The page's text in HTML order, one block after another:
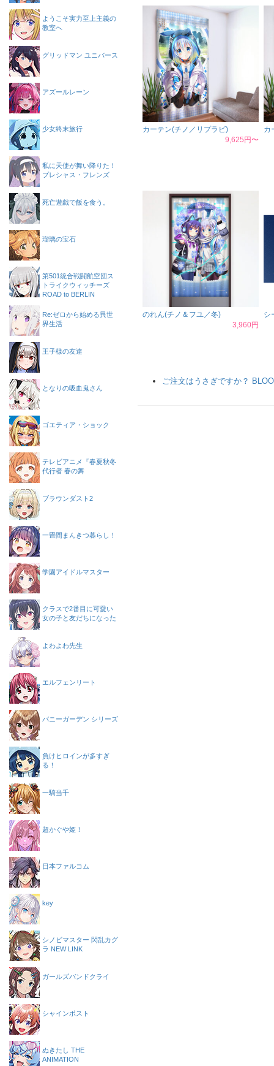
カーテン(チノ／リプラビ)
9,625円〜
カ
のれん(チノ＆フユ／冬)
3,960円
シ
ご注文はうさぎですか？
ようこそ実力至上主義の
教室へ
グリッドマン ユニバース
アズールレーン
少女終末旅行
私に天使が舞い降りた！
プレシャス・フレンズ
死亡遊戯で飯を食う。
瑠璃の宝石
第501統合戦闘航空団ス
トライクウィッチーズ
ROAD to BERLIN
Re:ゼロから始める異世
界生活
王子様の友達
となりの吸血鬼さん
ゴエティア・ショック
テレビアニメ『春夏秋冬
代行者 春の舞
ブラウンダスト2
一畳間まんきつ暮らし！
学園アイドルマスター
クラスで2番目に可愛い
女の子と友だちになった
よわよわ先生
エルフェンリート
バニーガーデン シリーズ
負けヒロインが多すぎ
る！
一騎当千
超かぐや姫！
日本ファルコム
key
シノビマスター 閃乱カグ
ラ NEW LINK
ガールズバンドクライ
シャインポスト
ぬきたし THE
ANIMATION